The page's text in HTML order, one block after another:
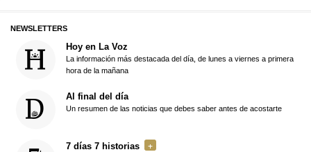
NEWSLETTERS
Hoy en La Voz
La información más destacada del día, de lunes a viernes a primera
hora de la mañana
Al final del día
Un resumen de las noticias que debes saber antes de acostarte
7 días 7 historias